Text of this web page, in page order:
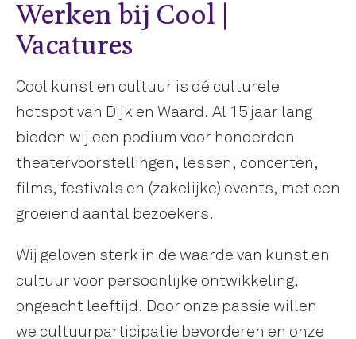
Werken bij Cool |
Vacatures
Cool kunst en cultuur is dé culturele
hotspot van Dijk en Waard. Al 15 jaar lang
bieden wij een podium voor honderden
theatervoorstellingen, lessen, concerten,
films, festivals en (zakelijke) events, met een
groeiend aantal bezoekers.
Wij geloven sterk in de waarde van kunst en
cultuur voor persoonlijke ontwikkeling,
ongeacht leeftijd. Door onze passie willen
we cultuurparticipatie bevorderen en onze